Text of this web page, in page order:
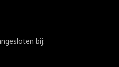
bij: